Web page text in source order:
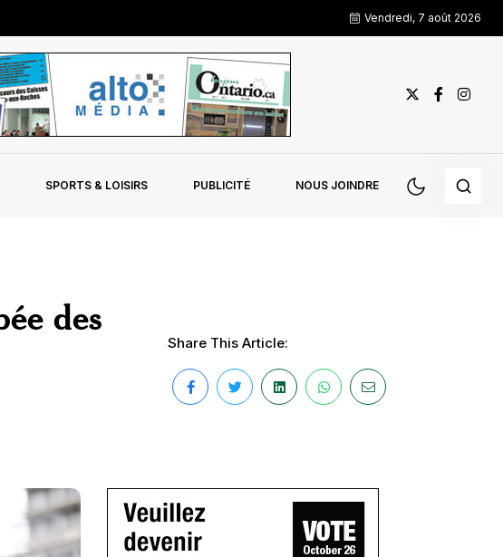
Vendredi, 7 août 2026
SPORTS & LOISIRS PUBLICITÉ NOUS JOINDRE
des
Share This Article: